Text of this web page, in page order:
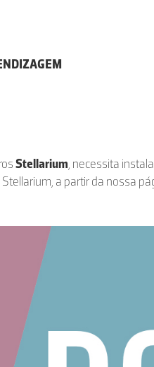
Stellarium, necessita
a partir da nossa